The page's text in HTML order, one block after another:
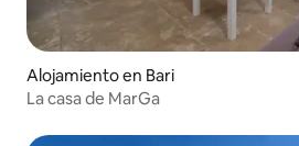
Alojamiento en Bari
La casa de MarGa